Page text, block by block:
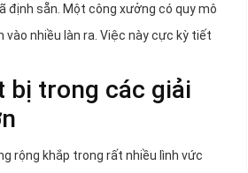
định sẵn. Một công xưởng có quy mô
vào nhiều làn ra. Việc này cực kỳ tiết
bị trong các giải
rộng khắp trong rất nhiều lình vức